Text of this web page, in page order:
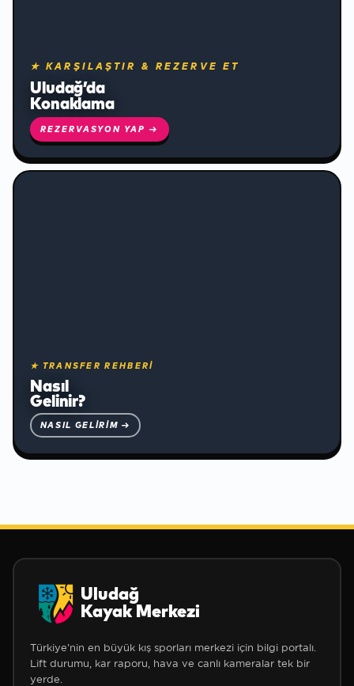
❄
❄
★ KARŞILAŞTIR & REZERVE ET
Uludağ’da
Konaklama
REZERVASYON YAP →
★ TRANSFER REHBERİ
Nasıl
Gelinir?
NASIL GELIRIM →
Uludağ
Kayak Merkezi
Türkiye'nin en büyük kış sporları merkezi için bilgi portalı.
Lift durumu, kar raporu, hava ve canlı kameralar tek bir
yerde.